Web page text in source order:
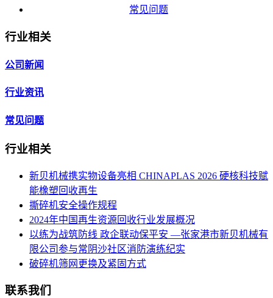
常见问题
行业相关
公司新闻
行业资讯
常见问题
行业相关
新贝机械携实物设备亮相 CHINAPLAS 2026 硬核科技赋
能橡塑回收再生
撕碎机安全操作规程
2024年中国再生资源回收行业发展概况
以练为战筑防线 政企联动保平安 —张家港市新贝机械有
限公司参与常阴沙社区消防演练纪实
破碎机筛网更换及紧固方式
联系我们